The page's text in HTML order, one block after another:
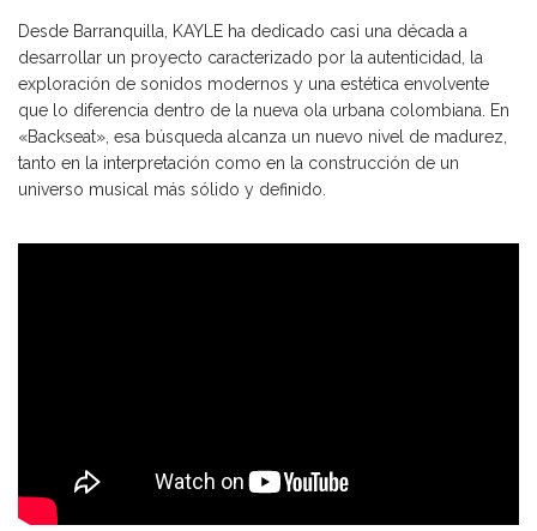
Desde Barranquilla, KAYLE ha dedicado casi una década a
desarrollar un proyecto caracterizado por la autenticidad, la
exploración de sonidos modernos y una estética envolvente
que lo diferencia dentro de la nueva ola urbana colombiana. En
«Backseat», esa búsqueda alcanza un nuevo nivel de madurez,
tanto en la interpretación como en la construcción de un
universo musical más sólido y definido.